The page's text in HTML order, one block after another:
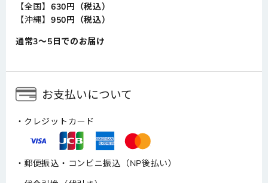
【全国】 630円（税込）
【沖縄】 950円（税込）
通常3～5日でのお届け
お支払いについて
クレジットカード
郵便振込・コンビニ振込（NP後払い）